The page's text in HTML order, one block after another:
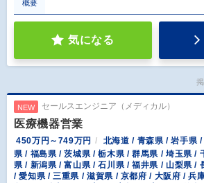
概要
気になる
NEW セールスエンジニア（メディカル）
医療機器営業
450万円～749万円
北海道 / 青森県 / 岩手県
県 / 福島県 / 茨城県 / 栃木県 / 群馬県 / 埼玉県 /
県 / 新潟県 / 富山県 / 石川県 / 福井県 / 山梨県 /
/ 愛知県 / 三重県 / 滋賀県 / 京都府 / 大阪府 / 兵